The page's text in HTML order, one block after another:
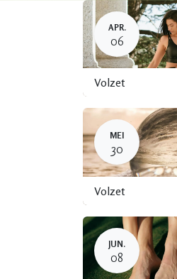
APR.
06
Volzet
MEI
30
Volzet
JUN.
08